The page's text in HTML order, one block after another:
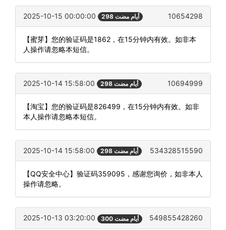
2025-10-15 00:00:00 298 أيام مضت 10654298
【蜜芽】您的验证码是1862，在15分钟内有效。如非本
人操作请忽略本短信。
2025-10-14 15:58:00 298 أيام مضت 10694999
【淘宝】您的验证码是826499，在15分钟内有效。如非
本人操作请忽略本短信。
2025-10-14 15:58:00 298 أيام مضت 534328515590
【QQ安全中心】验证码359095，感谢您询价，如非本人
操作请忽略。
2025-10-13 03:20:00 300 أيام مضت 549855428260